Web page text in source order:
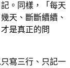
。同樣，「每天
天、斷斷續續、
是真正的問
寫三行、只記一